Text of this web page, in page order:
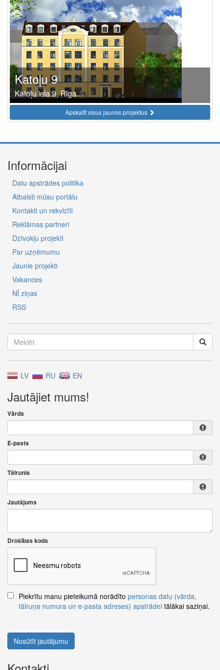
Katoļu 9
Katoļu iela 9, Rīga
Apskatīt visus jaunos projektus
Informācijai
Datu apstrādes politika
Atbalsti mūsu portālu
Kontakti un rekvizīti
Reklāmas partneri
Dzīvokļu projekti
Par uzņēmumu
Jaunie projekti
Vakances
NĪ ziņas
RSS
LV RU EN
Jautājiet mums!
Vārds
E-pasts
Tālrunis
Jautājums
Drošības kods
Piekrītu manu pieteikumā norādīto personas datu (vārda,
tālruņa numura un e-pasta adreses) apstrādei tālākai saziņai.
Nosūtīt jautājumu